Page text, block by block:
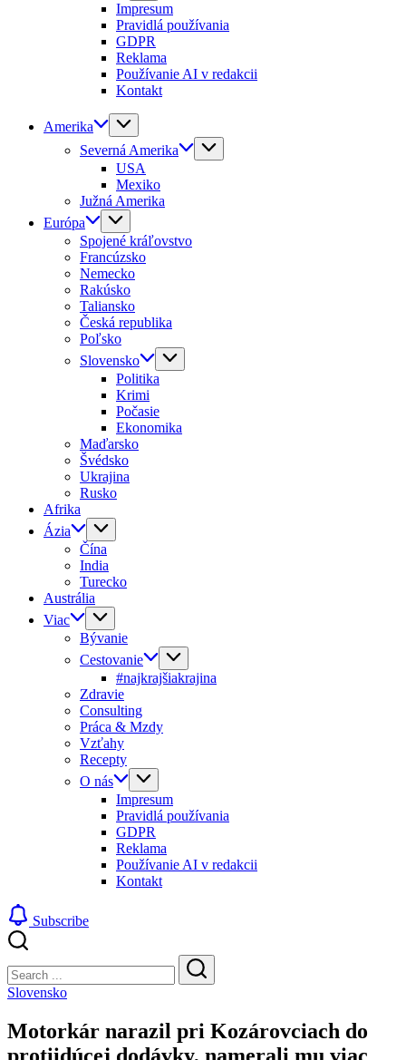
Impresum
Pravidlá používania
GDPR
Reklama
Používanie AI v redakcii
Kontakt
Amerika
Severná Amerika
USA
Mexiko
Južná Amerika
Európa
Spojené kráľovstvo
Francúzsko
Nemecko
Rakúsko
Taliansko
Česká republika
Poľsko
Slovensko
Politika
Krimi
Počasie
Ekonomika
Maďarsko
Švédsko
Ukrajina
Rusko
Afrika
Ázia
Čína
India
Turecko
Austrália
Viac
Bývanie
Cestovanie
#najkrajšiakrajina
Zdravie
Consulting
Práca & Mzdy
Vzťahy
Recepty
O nás
Impresum
Pravidlá používania
GDPR
Reklama
Používanie AI v redakcii
Kontakt
Subscribe
Search
Search
Slovensko
Motorkár narazil pri Kozárovciach do